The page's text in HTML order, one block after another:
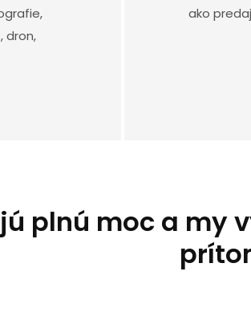
dron,
ako
plnú moc a my